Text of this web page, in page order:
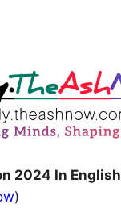
2024 In English
)